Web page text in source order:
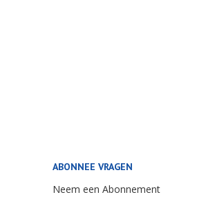
ABONNEE VRAGEN
Neem een Abonnement